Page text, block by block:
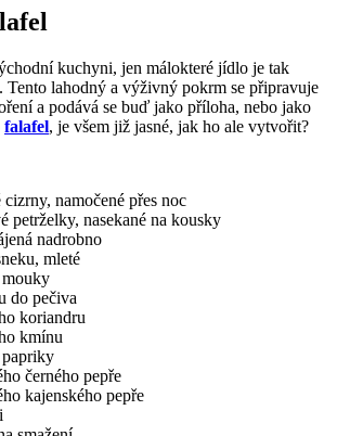
kuchyni, jen málokteré jídlo je tak
Tento lahodný a výživný pokrm se připravuje
a podává se buď jako příloha, nebo jako
falafel, je všem již jasné, jak ho ale vytvořit?
cizrny, namočené přes noc
petrželky, nasekané na kousky
nadrobno
mleté
mouky
do pečiva
koriandru
kmínu
černého pepře
kajenského pepře